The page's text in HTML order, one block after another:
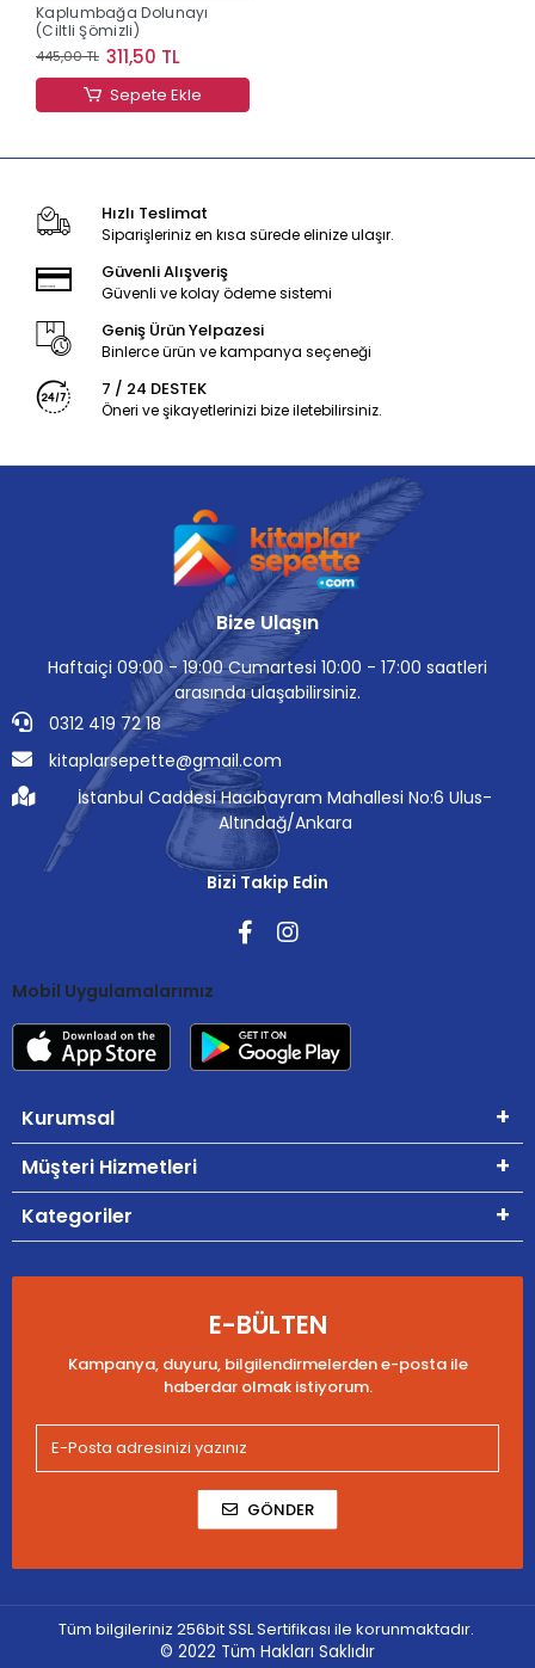
Kaplumbağa Dolunayı
(Ciltli Şömizli)
445,00 TL 311,50 TL
Sepete Ekle
Hızlı Teslimat
Siparişleriniz en kısa sürede elinize ulaşır.
Güvenli Alışveriş
Güvenli ve kolay ödeme sistemi
Geniş Ürün Yelpazesi
Binlerce ürün ve kampanya seçeneği
7 / 24 DESTEK
Öneri ve şikayetlerinizi bize iletebilirsiniz.
Bize Ulaşın
Haftaiçi 09:00 - 19:00 Cumartesi 10:00 - 17:00 saatleri
arasında ulaşabilirsiniz.
0312 419 72 18
kitaplarsepette@gmail.com
İstanbul Caddesi Hacıbayram Mahallesi No:6 Ulus-
Altındağ/Ankara
Bizi Takip Edin
Mobil Uygulamalarımız
Kurumsal
Müşteri Hizmetleri
Kategoriler
E-BÜLTEN
Kampanya, duyuru, bilgilendirmelerden e-posta ile
haberdar olmak istiyorum.
GÖNDER
Tüm bilgileriniz 256bit SSL Sertifikası ile korunmaktadır.
© 2022 Tüm Hakları Saklıdır